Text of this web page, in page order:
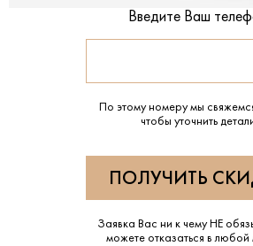
Введите Ваш
По этому номеру мы
чтобы уточнить
Заявка Вас ни к чему НЕ
можете отказаться в любой